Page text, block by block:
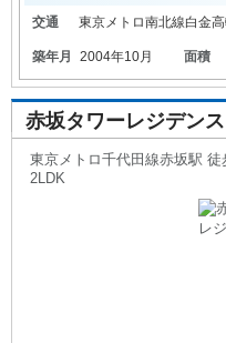
交通 東京メトロ南北線白金
築年月 2004年10月 面積
赤坂タワーレジデンス
東京メトロ千代田線赤坂駅
2LDK